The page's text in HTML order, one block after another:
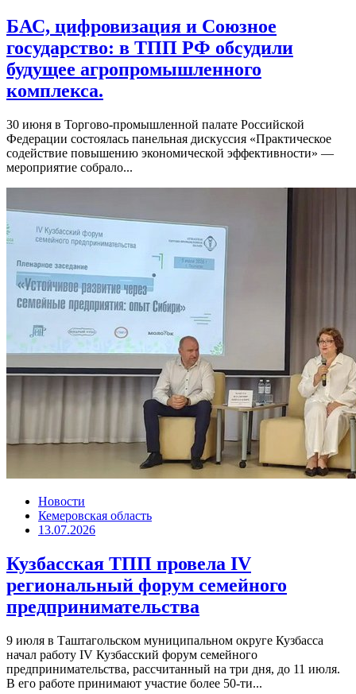
БАС, цифровизация и Союзное
государство: в ТПП РФ обсудили
будущее агропромышленного
комплекса.
30 июня в Торгово-промышленной палате Российской
Федерации состоялась панельная дискуссия «Практическое
содействие повышению экономической эффективности» —
мероприятие собрало...
Новости
Кемеровская область
13.07.2026
Кузбасская ТПП провела IV
региональный форум семейного
предпринимательства
9 июля в Таштагольском муниципальном округе Кузбасса
начал работу IV Кузбасский форум семейного
предпринимательства, рассчитанный на три дня, до 11 июля.
В его работе принимают участие более 50-ти...